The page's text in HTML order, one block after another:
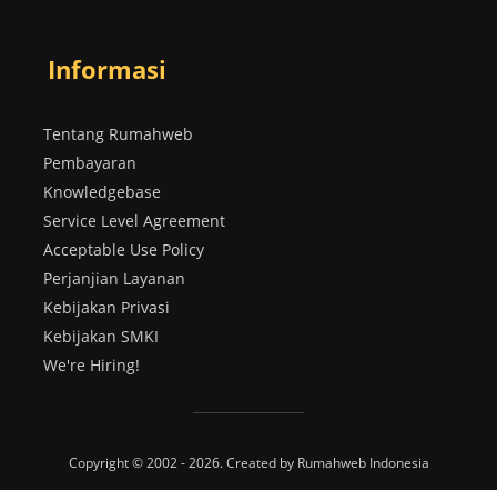
Informasi
Tentang Rumahweb
Pembayaran
Knowledgebase
Service Level Agreement
Acceptable Use Policy
Perjanjian Layanan
Kebijakan Privasi
Kebijakan SMKI
We're Hiring!
Copyright © 2002 - 2026. Created by Rumahweb Indonesia